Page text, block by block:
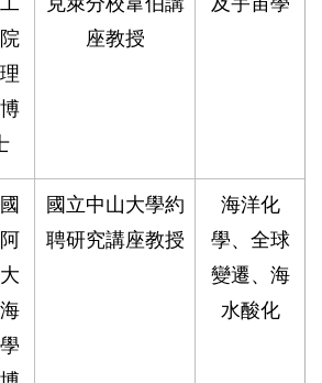
座教授
國立中山大學約
聘研究講座教授
海洋化
學、全球
變遷、海
水酸化